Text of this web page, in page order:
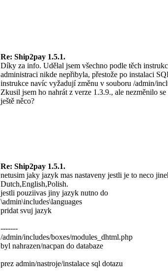
Re: Ship2pay 1.5.1.
Díky za info. Udělal jsem všechno podle těch
administraci nikde nepřibyla, přestože po instalaci
instrukce navíc vyžadují změnu v souboru /admin/
Zkusil jsem ho nahrát z verze 1.3.9., ale nezměnilo
ještě něco?
Re: Ship2pay 1.5.1.
netusim jaky jazyk mas nastaveny jestli je to neco
Dutch,English,Polish.
jestli pouziivas jiny jazyk nutno do
\admin\includes\languages
pridat svuj jazyk
-------
/admin/includes/boxes/modules_dhtml.php
byl nahrazen/nacpan do databaze
prez admin/nastroje/instalace sql dotazu